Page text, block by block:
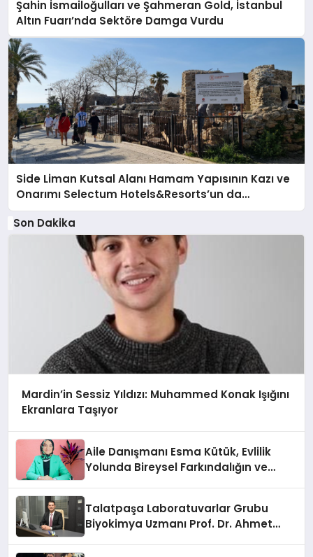
Şahin İsmailoğulları ve Şahmeran Gold, İstanbul
Altın Fuarı’nda Sektöre Damga Vurdu
Side Liman Kutsal Alanı Hamam Yapısının Kazı ve
Onarımı Selectum Hotels&Resorts’un da
Katkılarıyla Tamamlandı
Son Dakika
Mardin’in Sessiz Yıldızı: Muhammed Konak Işığını
Ekranlara Taşıyor
Aile Danışmanı Esma Kütük, Evlilik
Yolunda Bireysel Farkındalığın ve
Talatpaşa Laboratuvarlar Grubu
Biyokimya Uzmanı Prof. Dr. Ahmet